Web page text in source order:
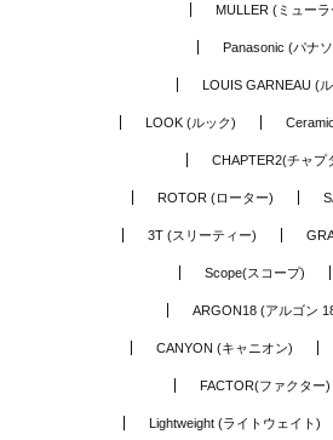
MULLER (ミューラ
Panasonic (パナ
LOUIS GARNEAU (
LOOK (ルック)
CHAPTER2(チャプ
ROTOR (ローター)
3T (スリーティー)
Scope(スコープ)
ARGON18 (アルゴン
CANYON (キャニオン)
FACTOR(ファクター)
Lightweight (ライトウェイト)